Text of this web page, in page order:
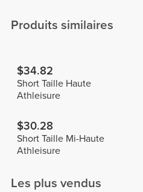
Produits similaires
$34.82
Short Taille Haute
Athleisure
$30.28
Short Taille Mi-Haute
Athleisure
Les plus vendus